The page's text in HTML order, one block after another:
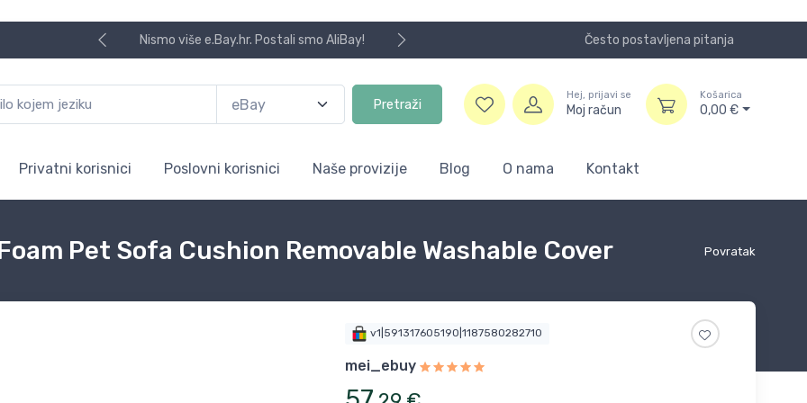
Nismo više e.Bay.hr. Postali smo AliBay! Često postavljena pitanja
Pretraži
Hej, prijavi se
Moj račun
Košarica
0,00 €
Privatni korisnici Poslovni korisnici Naše provizije Blog O nama Kontakt
Povratak
Pet Sofa Cushion Removable Washable Cover
v1|591317605190|1187580282710
mei_ebuy